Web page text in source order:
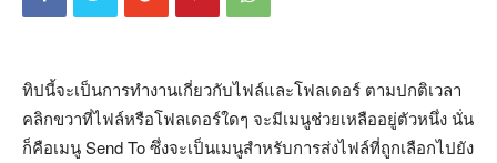
ทิปนี้จะเป็นการทำงานเกี่ยวกับไฟล์และโฟลเดอร์ ตามปกติเวลา
คลิกขวาที่ไฟล์หรือโฟลเดอร์ใดๆ จะมีเมนูช่วยเหลืออยู่ตัวหนึ่ง นั่น
ก็คือเมนู Send To ซึ่งจะเป็นเมนูสำหรับการส่งไฟล์ที่ถูกเลือกไปยัง